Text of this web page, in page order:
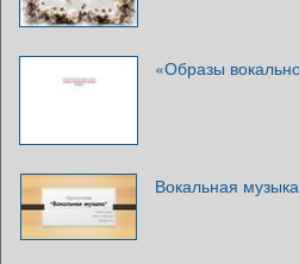
«Образы
Вокальная музыка